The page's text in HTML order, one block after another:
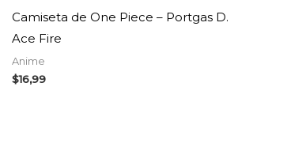
Camiseta de One Piece – Portgas D.
Ace Fire
Anime
$16,99